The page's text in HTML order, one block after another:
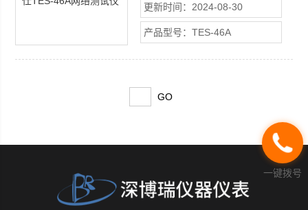
更新时间：2024-08-30
产品型号：TES-46A
一键拨号